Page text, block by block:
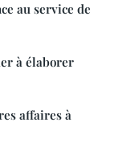
au service de
à élaborer
affaires à